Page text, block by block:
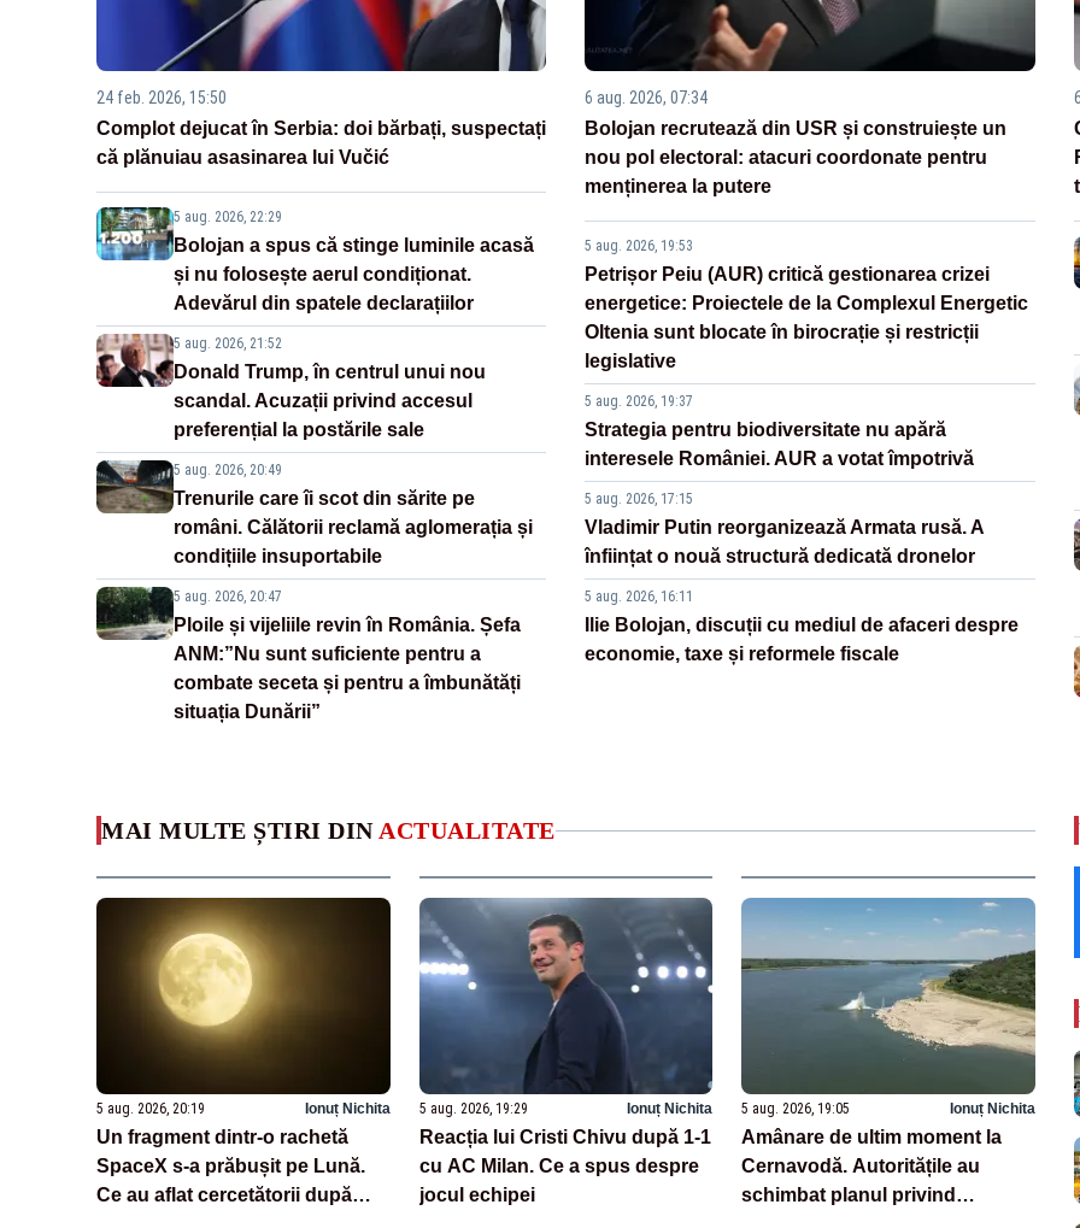
24 feb. 2026, 15:50
Complot dejucat în Serbia: doi bărbați, suspectați
că plănuiau asasinarea lui Vučić
5 aug. 2026, 22:29
Bolojan a spus că stinge luminile acasă
și nu folosește aerul condiționat.
Adevărul din spatele declarațiilor
5 aug. 2026, 21:52
Donald Trump, în centrul unui nou
scandal. Acuzații privind accesul
preferențial la postările sale
5 aug. 2026, 20:49
Trenurile care îi scot din sărite pe
români. Călătorii reclamă aglomerația și
condițiile insuportabile
5 aug. 2026, 20:47
Ploile și vijeliile revin în România. Șefa
ANM:”Nu sunt suficiente pentru a
combate seceta și pentru a îmbunătăți
situația Dunării”
6 aug. 2026, 07:34
Bolojan recrutează din USR și construiește un
nou pol electoral: atacuri coordonate pentru
menținerea la putere
5 aug. 2026, 19:53
Petrișor Peiu (AUR) critică gestionarea crizei
energetice: Proiectele de la Complexul Energetic
Oltenia sunt blocate în birocrație și restricții
legislative
5 aug. 2026, 19:37
Strategia pentru biodiversitate nu apără
interesele României. AUR a votat împotrivă
5 aug. 2026, 17:15
Vladimir Putin reorganizează Armata rusă. A
înființat o nouă structură dedicată dronelor
5 aug. 2026, 16:11
Ilie Bolojan, discuții cu mediul de afaceri despre
economie, taxe și reformele fiscale
MAI MULTE ȘTIRI DIN ACTUALITATE
5 aug. 2026, 20:19 Ionuț Nichita
Un fragment dintr-o rachetă
SpaceX s-a prăbușit pe Lună.
Ce au aflat cercetătorii după
5 aug. 2026, 19:29 Ionuț Nichita
Reacția lui Cristi Chivu după 1-1
cu AC Milan. Ce a spus despre
jocul echipei
5 aug. 2026, 19:05 Ionuț Nichita
Amânare de ultim moment la
Cernavodă. Autoritățile au
schimbat planul privind